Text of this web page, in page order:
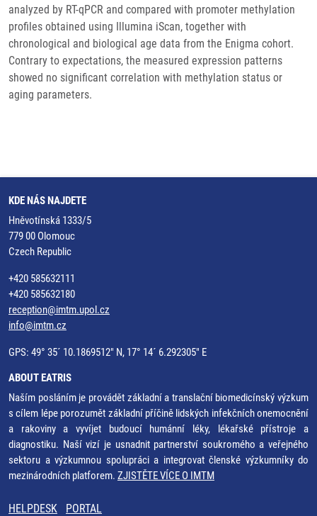
analyzed by RT-qPCR and compared with promoter methylation
profiles obtained using Illumina iScan, together with
chronological and biological age data from the Enigma cohort.
Contrary to expectations, the measured expression patterns
showed no significant correlation with methylation status or
aging parameters.
KDE NÁS NAJDETE
Hněvotínská 1333/5
779 00 Olomouc
Czech Republic
+420 585632111
+420 585632180
reception@imtm.upol.cz
info@imtm.cz
GPS: 49° 35´ 10.1869512" N, 17° 14´ 6.292305" E
ABOUT EATRIS
Naším posláním je provádět základní a translační biomedicínský výzkum
s cílem lépe porozumět základní příčině lidských infekčních onemocnění
a rakoviny a vyvíjet budoucí humánní léky, lékařské přístroje a
diagnostiku. Naší vizí je usnadnit partnerství soukromého a veřejného
sektoru a výzkumnou spolupráci a integrovat členské výzkumníky do
mezinárodních platforem. ZJISTĚTE VÍCE O IMTM
HELPDESK PORTAL